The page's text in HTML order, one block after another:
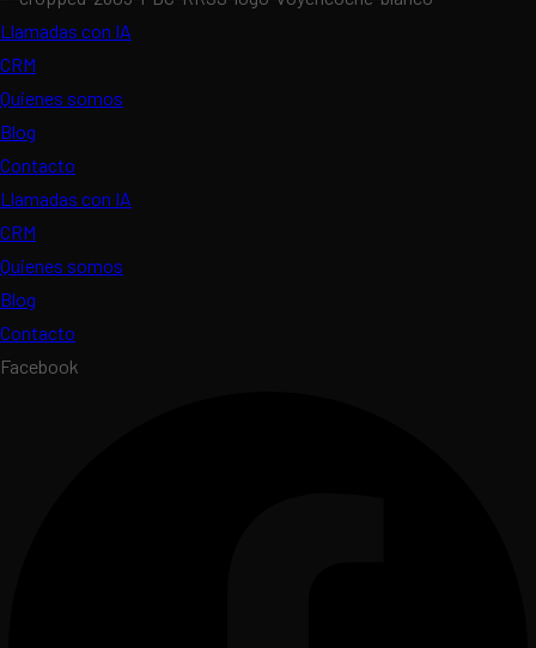
Llamadas con IA
CRM
Quienes somos
Blog
Contacto
Llamadas con IA
CRM
Quienes somos
Blog
Contacto
Facebook